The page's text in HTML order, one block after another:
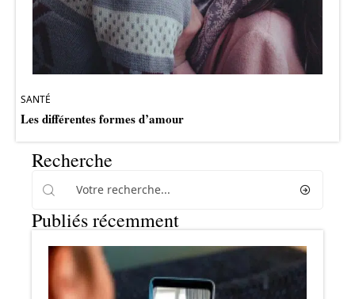
SANTÉ
Les différentes formes d’amour
Recherche
Publiés récemment